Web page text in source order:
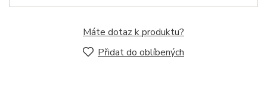
Máte dotaz k produktu?
Přidat do oblíbených